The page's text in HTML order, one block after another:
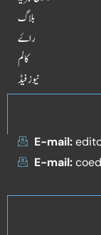
بلاگ
راۓ
کالم
نیوز فیڈ
E-mail:
E-mail: